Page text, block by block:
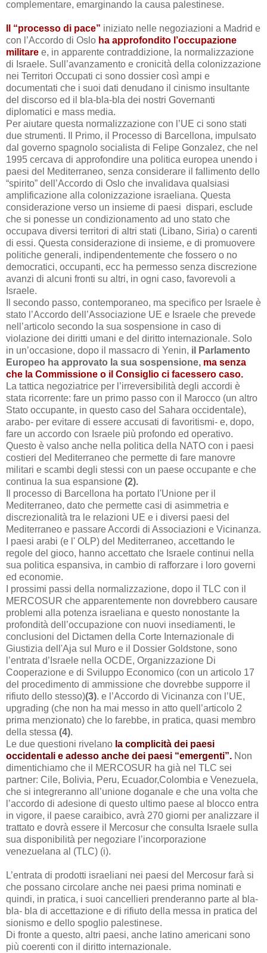
complementare, emarginando la causa palestinese.
Il “processo di pace” iniziato nelle negoziazioni a Madrid e
con l’Accordo di Oslo ha approfondito l’occupazione
militare e, in apparente contraddizione, la normalizzazione
di Israele. Sull’avanzamento e cronicità della colonizzazione
nei Territori Occupati ci sono dossier così ampi e
documentati che i suoi dati denudano il cinismo insultante
del discorso ed il bla-bla-bla dei nostri Governanti
diplomatici e mass media.
Per aiutare questa normalizzazione con l’UE ci sono stati
due strumenti. Il Primo, il Processo di Barcellona, impulsato
dal governo spagnolo socialista di Felipe Gonzalez, che nel
1995 cercava di approfondire una politica europea unendo i
paesi del Mediterraneo, senza considerare il fallimento dello
“spirito” dell’Accordo di Oslo che invalidava qualsiasi
amplificazione alla colonizzazione israeliana. Questa
considerazione verso un insieme di paesi dispari, esclude
che si ponesse un condizionamento ad uno stato che
occupava diversi territori di altri stati (Libano, Siria) o carenti
di essi. Questa considerazione di insieme, e di promuovere
politiche generali, indipendentemente che fossero o no
democratici, occupanti, ecc ha permesso senza discrezione
avanzi di alcuni fronti su altri, in ogni caso, favorevoli a
Israele.
Il secondo passo, contemporaneo, ma specifico per Israele è
stato l’Accordo dell’Associazione UE e Israele che prevede
nell’articolo secondo la sua sospensione in caso di
violazione dei diritti umani e del diritto internazionale. Solo
in un’occasione, dopo il massacro di Yenin, il Parlamento
Europeo ha approvato la sua sospensione, ma senza
che la Commissione o il Consiglio ci facessero caso.
La tattica negoziatrice per l’irreversibilità degli accordi è
stata ricorrente: fare un primo passo con il Marocco (un altro
Stato occupante, in questo caso del Sahara occidentale),
arabo- per evitare di essere accusati di favoritismi- e, dopo,
fare un accordo con Israele più profondo ed operativo.
Questo è valso anche nella politica della NATO con i paesi
costieri del Mediterraneo che permette di fare manovre
militari e scambi degli stessi con un paese occupante e che
continua la sua espansione (2).
Il processo di Barcellona ha portato l'Unione per il
Mediterraneo, dato che permette casi di asimmetria e
discrezionalità tra le relazioni UE e i diversi paesi del
Mediterraneo e passare Accordi di Associazioni e Vicinanza.
I paesi arabi (e l' OLP) del Mediterraneo, accettando le
regole del gioco, hanno accettato che Israele continui nella
sua politica espansiva, in cambio di rafforzare i loro governi
ed economie.
I prossimi passi della normalizzazione, dopo il TLC con il
MERCOSUR che apparentemente non dovrebbero causare
problemi alla potenza israeliana e questo nonostante la
profondità dell’occupazione con nuovi insediamenti, le
conclusioni del Dictamen della Corte Internazionale di
Giustizia dell'Aja sul Muro e il Dossier Goldstone, sono
l’entrata d’Israele nella OCDE, Organizzazione Di
Cooperazione e di Sviluppo Economico (con un articolo 17
del procedimento di ammissione che dovrebbe supporre il
rifiuto dello stesso)(3). e l’Accordo di Vicinanza con l’UE,
upgrading (che non ha mai messo in atto quell’articolo 2
prima menzionato) che lo farebbe, in pratica, quasi membro
della stessa (4).
Le due questioni rivelano la complicità dei paesi
occidentali e adesso anche dei paesi “emergenti”. Non
dimentichiamo che il MERCOSUR ha già nel TLC sei
partner: Cile, Bolivia, Peru, Ecuador,Colombia e Venezuela,
che si integreranno all’unione doganale e che una volta che
l’accordo di adesione di questo ultimo paese al blocco entra
in vigore, il paese caraibico, avrà 270 giorni per analizzare il
trattato e dovrà essere il Mercosur che consulta Israele sulla
sua disponibilità per negoziare l’incorporazione
venezuelana al (TLC) (i).
L’entrata di prodotti israeliani nei paesi del Mercosur farà si
che possano circolare anche nei paesi prima nominati e
quindi, in pratica, i suoi cancellieri prenderanno parte al bla-
bla- bla di accettazione e di rifiuto della messa in pratica del
sionismo e dello spoglio palestinese.
Di fronte a questo, altri paesi, anche latino americani sono
più coerenti con il diritto internazionale.